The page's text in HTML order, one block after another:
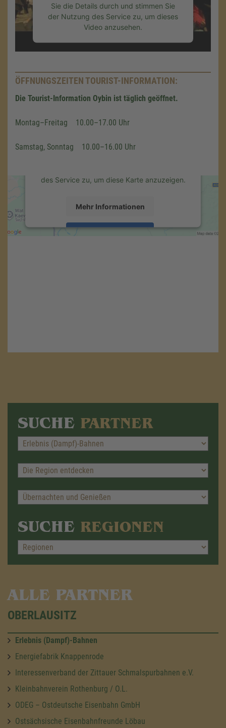
SUCHE PARTNER
SUCHE REGIONEN
ALLE PARTNER
OBERLAUSITZ
Erlebnis (Dampf)-Bahnen
Energiefabrik Knappenrode
Interessenverband der Zittauer Schmalspurbahnen e.V.
Kleinbahnverein Rothenburg / O.L.
ODEG – Ostdeutsche Eisenbahn GmbH
Ostsächsische Eisenbahnfreunde Löbau
Sie die Details durch und stimmen Sie
der Nutzung des Service zu, um dieses
Video anzusehen.
Mehr Informationen
Akzeptieren
powered byUsercentrics Consent
ÖFFNUNGSZEITEN TOURIST-INFORMATION:
Die Tourist-Information Oybin ist täglich geöffnet.
Montag–Freitag 10.00–17.00 Uhr
Samstag, Sonntag 10.00–16.00 Uhr
Wir benötigen Ihre Zustimmung,
um den Google Maps-Service zu
Wir verwenden einen Service eines
Dieser Service kann Daten zu Ihren
des Service zu, um diese Karte anzuzeigen.
Mehr Informationen